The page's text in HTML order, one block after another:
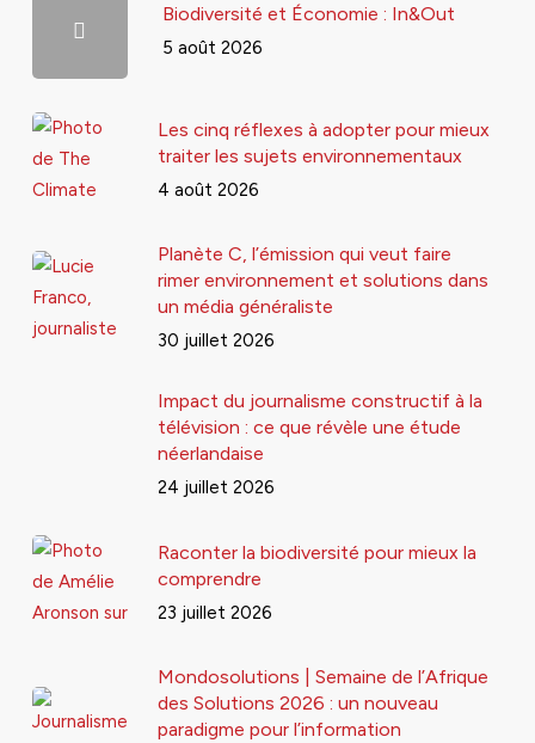
Biodiversité et Économie : In&Out
5 août 2026
Les cinq réflexes à adopter pour mieux
traiter les sujets environnementaux
4 août 2026
Planète C, l’émission qui veut faire
rimer environnement et solutions dans
un média généraliste
30 juillet 2026
Impact du journalisme constructif à la
télévision : ce que révèle une étude
néerlandaise
24 juillet 2026
Raconter la biodiversité pour mieux la
comprendre
23 juillet 2026
Mondosolutions | Semaine de l’Afrique
des Solutions 2026 : un nouveau
paradigme pour l’information